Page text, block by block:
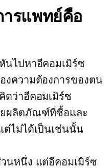
ารแพทย์คือ
นไปหาอีคอมเมิร์ซ
งความต้องการของตน
ดว่าอีคอมเมิร์ซ
ยผลิตภัณฑ์ที่ซื้อและ
ต่ไม่ได้เป็นเช่นนั้น
นหนึ่ง แต่อีคอมเมิร์ซ